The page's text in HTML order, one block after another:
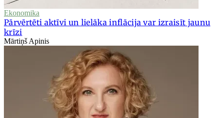
Ekonomika
Pārvērtēti aktīvi un lielāka inflācija var izraisīt jaunu
krīzi
Mārtiņš Apinis